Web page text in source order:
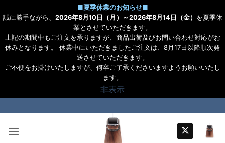
■夏季休業のお知らせ■
誠に勝手ながら、 2026年8月10日（月）～2026年8月14日（金） を夏季休
業とさせていただきます。
上記の期間中もご注文を承りますが、商品出荷及びお問い合わせ対応がお
休みとなります。 休業中にいただきましたご注文は、8月17日以降順次発
送させていただきます。
ご不便をお掛けいたしますが、何卒ご了承くださいますようお願いいたし
ます。
非表示
to
content